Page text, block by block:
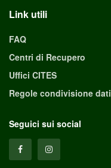
Link utili
FAQ
Centri di Recupero
Uffici CITES
Regole condivisione dati
Seguici sui social